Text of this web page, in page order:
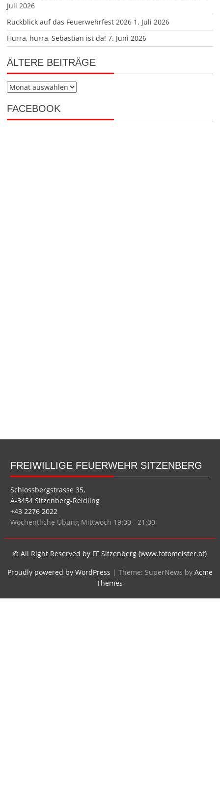
Juli 2026
Rückblick auf das Feuerwehrfest 2026 1. Juli 2026
Hurra, hurra, Sebastian ist da! 7. Juni 2026
ÄLTERE BEITRÄGE
Ältere
FACEBOOK
FREIWILLIGE FEUERWEHR SITZENBERG
Schlossbergstrasse 35,
A-3454 Sitzenberg-Reidling
+43 2276 2022
Wöchentliche Übung Mittwoch 19:00 - 21:00
© All Right Reserved by FF Sitzenberg (www.fotomeister.at)
Proudly powered by WordPress | Theme: SuperNews by Acme
Themes